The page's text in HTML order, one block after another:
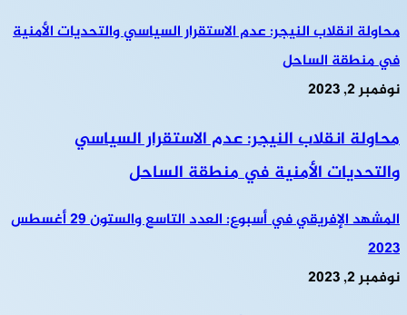
محاولة انقلاب النيجر: عدم الاستقرار السياسي والتحديات الأمنية
في منطقة الساحل
نوفمبر 2, 2023
محاولة انقلاب النيجر: عدم الاستقرار السياسي
والتحديات الأمنية في منطقة الساحل
المشهد الإفريقي في أسبوع: العدد التاسع والستون 29 أغسطس
2023
نوفمبر 2, 2023